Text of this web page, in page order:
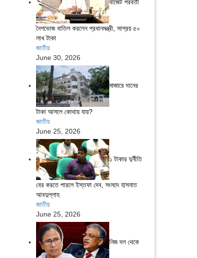
বাজেট পরবর্তী
নৈশভোজ বাতিল করলেন প্রধানমন্ত্রী, সাশ্রয় ৫০
লাখ টাকা
জাতীয়
June 30, 2026
মাজারে দানের
টাকা আসলে কোথায় যায়?
জাতীয়
June 25, 2026
১ টাকার দুর্নীতি
বের করতে পারলে ইস্তফা দেব, সংসদে হাসনাত
আবদুল্লাহ
জাতীয়
June 25, 2026
নিজ দল থেকে